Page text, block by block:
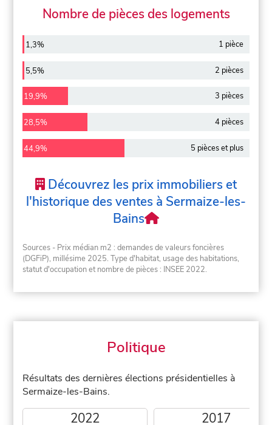
Nombre de pièces des logements
1,3% 1 pièce
5,5% 2 pièces
19,9% 3 pièces
28,5% 4 pièces
44,9% 5 pièces et plus
Découvrez les prix immobiliers et
l'historique des ventes à Sermaize-les-
Bains
Sources - Prix médian m2 : demandes de valeurs foncières
(DGFiP), millésime 2025. Type d'habitat, usage des habitations,
statut d'occupation et nombre de pièces : INSEE 2022.
Politique
Résultats des dernières élections présidentielles à
Sermaize-les-Bains.
2022 2017